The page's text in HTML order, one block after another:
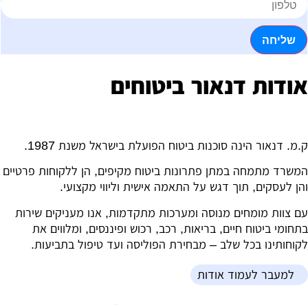
שליחה
דנאור ביטוחים
דנאור הינה סוכנות ביטוח הפועלת בישראל משנת 1987.
מתמחה במתן פתרונות ביטוח מקיפים, הן ללקוחות פרטיים
לעסקים, תוך דגש על התאמה אישית וליווי מקצועי.
צוות מומחים מנוסה ומערכות מתקדמות, אנו מעניקים שירות
ביטוח חיים, בריאות, רכב, רכוש ופיננסים, ומלווים את
בכל שלב – מבחירת הפוליסה ועד טיפול בתביעות.
למעבר לעמוד אודות